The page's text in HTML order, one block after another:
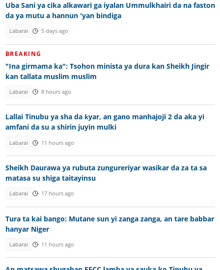
Uba Sani ya cika alkawari ga iyalan Ummulkhairi da na faston
da ya mutu a hannun 'yan bindiga
Labarai 5 days ago
BREAKING
"Ina girmama ka": Tsohon minista ya dura kan Sheikh Jingir
kan tallata muslim muslim
Labarai 8 hours ago
Lallai Tinubu ya sha da ƙyar, an gano manhajoji 2 da aka yi
amfani da su a shirin juyin mulki
Labarai 11 hours ago
Sheikh Daurawa ya rubuta zungureriyar wasikar da za ta sa
matasa su shiga taitayinsu
Labarai 17 hours ago
Tura ta kai bango: Mutane sun yi zanga zanga, an tare babbar
hanyar Niger
Labarai 11 hours ago